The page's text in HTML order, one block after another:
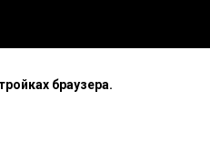
браузера.